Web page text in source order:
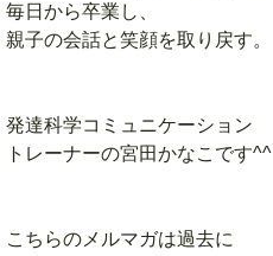
毎日から卒業し、
親子の会話と笑顔を取り戻す。
発達科学コミュニケーション
トレーナーの宮田かなこです^^
こちらのメルマガは過去に